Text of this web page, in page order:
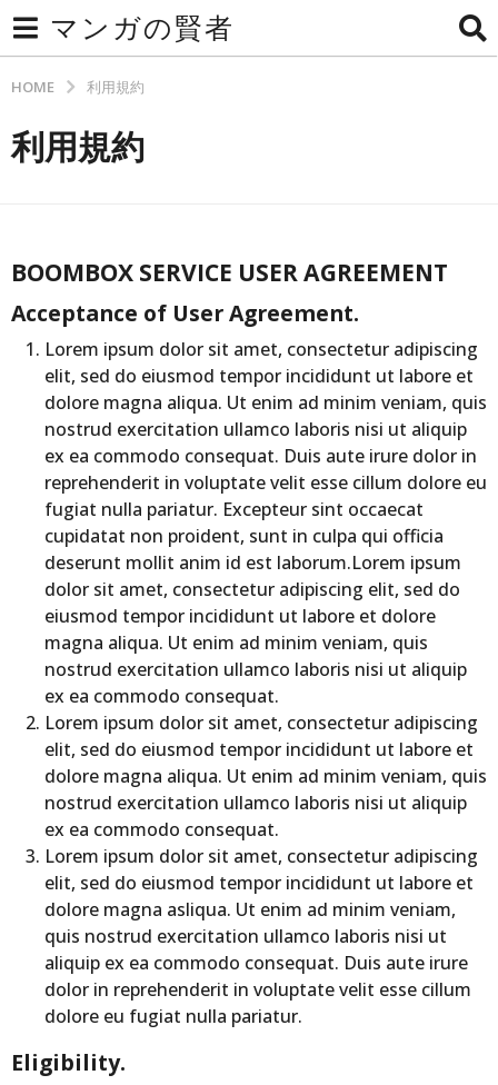
マンガの賢者
HOME 利用規約
利用規約
BOOMBOX SERVICE USER AGREEMENT
Acceptance of User Agreement.
Lorem ipsum dolor sit amet, consectetur adipiscing
elit, sed do eiusmod tempor incididunt ut labore et
dolore magna aliqua. Ut enim ad minim veniam, quis
nostrud exercitation ullamco laboris nisi ut aliquip
ex ea commodo consequat. Duis aute irure dolor in
reprehenderit in voluptate velit esse cillum dolore eu
fugiat nulla pariatur. Excepteur sint occaecat
cupidatat non proident, sunt in culpa qui officia
deserunt mollit anim id est laborum.Lorem ipsum
dolor sit amet, consectetur adipiscing elit, sed do
eiusmod tempor incididunt ut labore et dolore
magna aliqua. Ut enim ad minim veniam, quis
nostrud exercitation ullamco laboris nisi ut aliquip
ex ea commodo consequat.
Lorem ipsum dolor sit amet, consectetur adipiscing
elit, sed do eiusmod tempor incididunt ut labore et
dolore magna aliqua. Ut enim ad minim veniam, quis
nostrud exercitation ullamco laboris nisi ut aliquip
ex ea commodo consequat.
Lorem ipsum dolor sit amet, consectetur adipiscing
elit, sed do eiusmod tempor incididunt ut labore et
dolore magna asliqua. Ut enim ad minim veniam,
quis nostrud exercitation ullamco laboris nisi ut
aliquip ex ea commodo consequat. Duis aute irure
dolor in reprehenderit in voluptate velit esse cillum
dolore eu fugiat nulla pariatur.
Eligibility.